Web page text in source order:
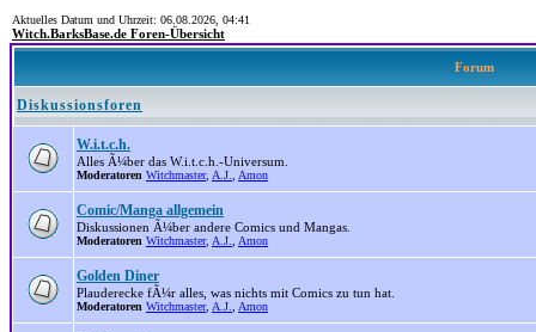
Aktuelles Datum und Uhrzeit: 06.08.2026, 04:41
Witch.BarksBase.de Foren-Übersicht
Forum
Diskussionsforen
W.i.t.c.h.
Alles Ã¼ber das W.i.t.c.h.-Universum.
Moderatoren Witchmaster, A.J. Amon
Comic/Manga allgemein
Diskussionen Ã¼ber andere Comics und Mangas.
Moderatoren Witchmaster, A.J. Amon
Golden Diner
Plauderecke fÃ¼r alles, was nichts mit Comics zu tun hat.
Moderatoren Witchmaster, A.J. Amon